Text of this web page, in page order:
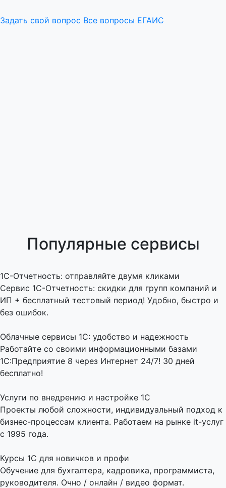
Задать свой вопрос Все вопросы ЕГАИС
Популярные сервисы
1C-Отчетность: отправляйте двумя кликами
Сервис 1С-Отчетность: скидки для групп компаний и
ИП + бесплатный тестовый период! Удобно, быстро и
без ошибок.
Облачные сервисы 1С: удобство и надежность
Работайте со своими информационными базами
1С:Предприятие 8 через Интернет 24/7! 30 дней
бесплатно!
Услуги по внедрению и настройке 1С
Проекты любой сложности, индивидуальный подход к
бизнес-процессам клиента. Работаем на рынке it-услуг
с 1995 года.
Курсы 1С для новичков и профи
Обучение для бухгалтера, кадровика, программиста,
руководителя. Очно / онлайн / видео формат.